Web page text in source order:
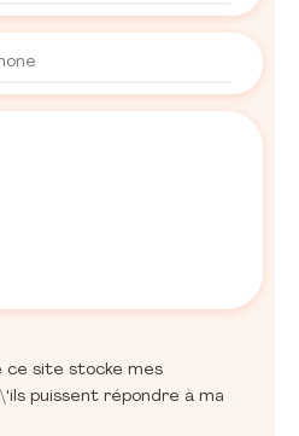
ce site stocke mes
puissent répondre à ma